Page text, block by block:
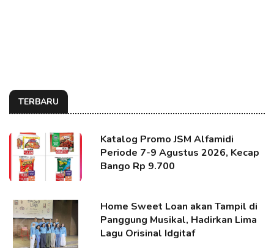
TERBARU
Katalog Promo JSM Alfamidi
Periode 7-9 Agustus 2026, Kecap
Bango Rp 9.700
Home Sweet Loan akan Tampil di
Panggung Musikal, Hadirkan Lima
Lagu Orisinal Idgitaf